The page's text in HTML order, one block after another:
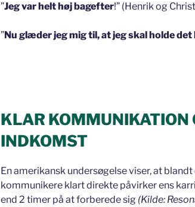
”Jeg var helt høj bagefter!” (Henrik og
”Nu glæder jeg mig til, at jeg skal holde
KLAR KOMMUNIKATION
INDKOMST
En amerikansk undersøgelse viser, at
kommunikere klart direkte påvirker ens
end 2 timer på at forberede sig (Kilde: